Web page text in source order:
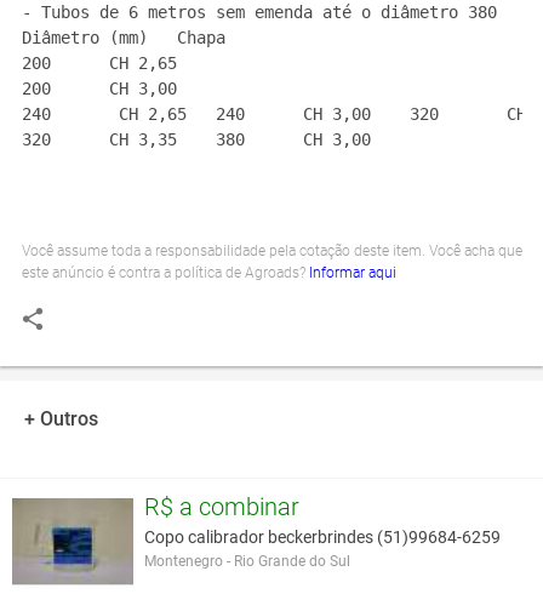
- Tubos de 6 metros sem emenda até o diâmetro 380
Diâmetro (mm)
Chapa
200
CH 2,65
200
CH 3,00
240
CH 2,65
  240
CH 3,00
   320
CH
320
CH 3,35
   380
CH 3,00
Você assume toda a responsabilidade pela cotação deste item. Você acha que
este anúncio é contra a política de Agroads? Informar aqui
+ Outros
R$ a combinar
Copo calibrador beckerbrindes (51)99684-6259
Montenegro - Rio Grande do Sul